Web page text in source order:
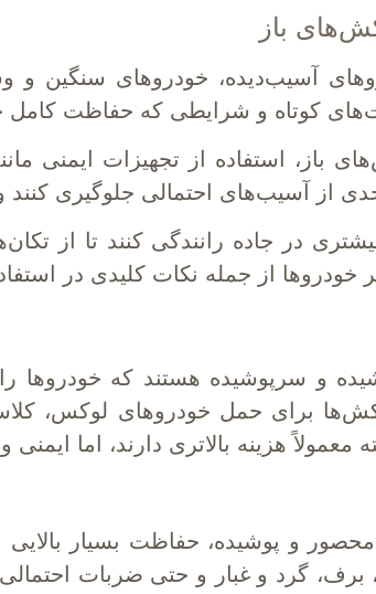
باز
آسیب‌دیده، خودروهای سنگین و
کوتاه و شرایطی که حفاظت کامل
باز، استفاده از تجهیزات ایمنی
از آسیب‌های احتمالی جلوگیری
در جاده رانندگی کنند تا از
از جمله نکات کلیدی در
و سرپوشیده هستند که خودروها را
برای حمل خودروهای لوکس،
هزینه بالاتری دارند، اما
و پوشیده، حفاظت بسیار بالایی
برف، گرد و غبار و حتی ضربات